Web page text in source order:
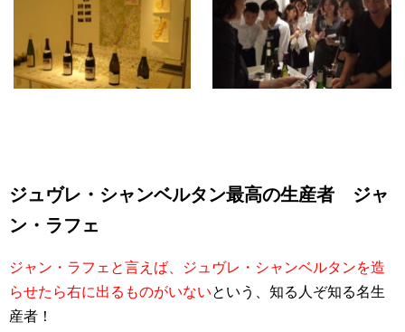
ジュヴレ・シャンベルタン最高の生産者 ジャ
ン・ラフェ
ジャン・ラフェと言えば、ジュヴレ・シャンベルタンを造
らせたら右に出るものがいないという、知る人ぞ知る名生
産者！